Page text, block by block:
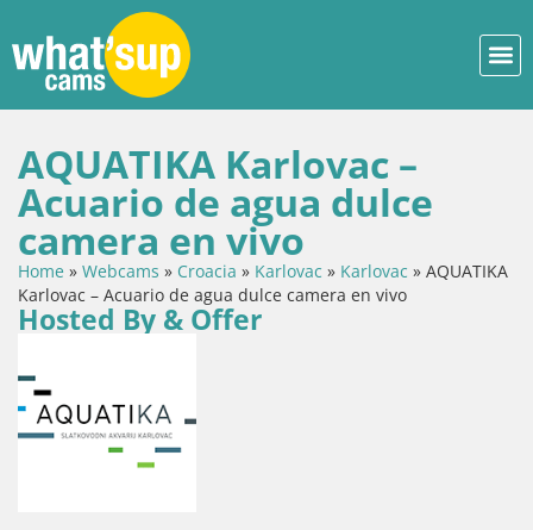
AQUATIKA Karlovac –
Acuario de agua dulce
camera en vivo
Home » Webcams » Croacia » Karlovac » Karlovac » AQUATIKA
Karlovac – Acuario de agua dulce camera en vivo
Hosted By & Offer